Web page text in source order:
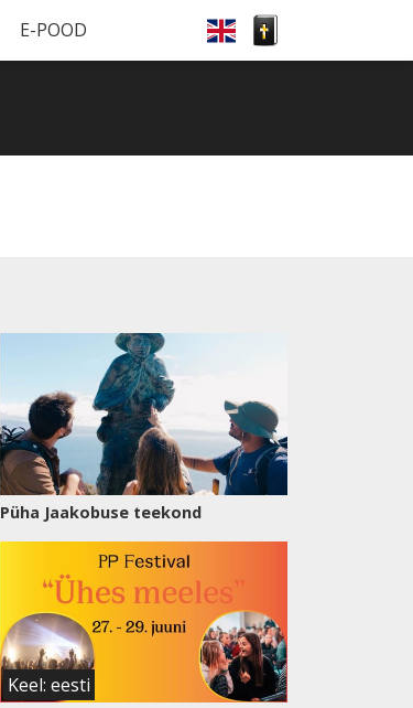
E-POOD
Püha Jaakobuse teekond
Keel: eesti